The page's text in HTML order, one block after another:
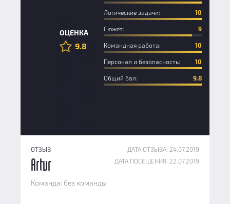
ОЦЕНКА
9.8
Логические задачи: 10
Сюжет: 9
Командная работа: 10
Персонал и безопасность: 10
Общий бал: 9.8
ОТЗЫВ
ДАТА ОТЗЫВА: 24.07.2019
ДАТА ПОСЕЩЕНИЯ: 22.07.2019
Artur
Команда: без команды